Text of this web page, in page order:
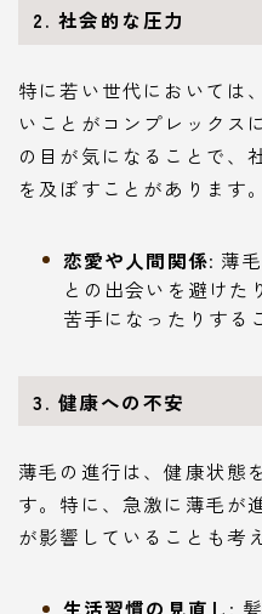
2. 社会的な圧力
特に若い世代においては
いことがコンプレックス
の目が気になることで、
を及ぼすことがあります。
恋愛や人間関係: 薄
との出会いを避けた
苦手になったりする
3. 健康への不安
薄毛の進行は、健康状態
す。特に、急激に薄毛が
が影響していることも考
生活習慣の見直し :